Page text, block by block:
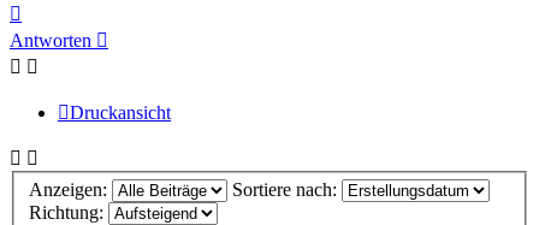
oben
Antworten
Druckansicht
Anzeigen:
Sortiere nach:
Richtung: